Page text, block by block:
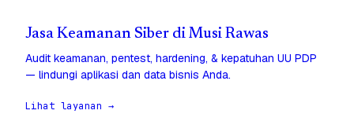
Jasa Keamanan Siber di Musi Rawas
Audit keamanan, pentest, hardening, & kepatuhan UU PDP
— lindungi aplikasi dan data bisnis Anda.
Lihat layanan →